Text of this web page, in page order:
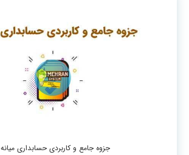
جزوه جامع و کاربردی حسابداری میانه 1